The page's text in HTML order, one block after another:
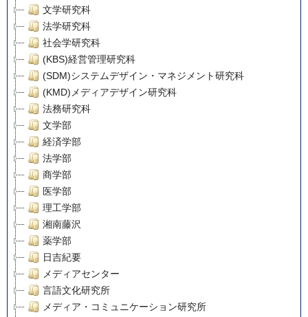
文学研究科
法学研究科
社会学研究科
(KBS)経営管理研究科
(SDM)システムデザイン・マネジメント研究科
(KMD)メディアデザイン研究科
法務研究科
文学部
経済学部
法学部
商学部
医学部
理工学部
湘南藤沢
薬学部
日吉紀要
メディアセンター
言語文化研究所
メディア・コミュニケーション研究所